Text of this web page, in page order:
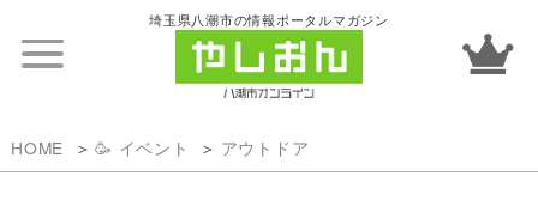
埼玉県八潮市の情報ポータルマガジン
HOME 🥳 イベント アウトドア